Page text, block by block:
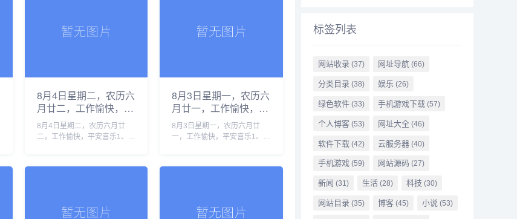
8月4日星期二，农历六
月廿二，工作愉快，平
安喜乐
8月4日星期二，农历六月廿
二，工作愉快，平安喜乐1、西
8月3日星期一，农历六
月廿一，工作愉快，平
安喜乐
8月3日星期一，农历六月廿
一，工作愉快，平安喜乐1、中
标签列表
网站收录(37) 网址导航(66)
分类目录(38) 娱乐 (26)
绿色软件(33) 手机游戏下载(57)
个人博客(53) 网址大全(46)
软件下载(42) 云服务器(40)
手机游戏(59) 网站源码 (27)
新闻 (31) 生活(28) 科技 (30)
网站目录(35) 博客(45) 小说 (53)